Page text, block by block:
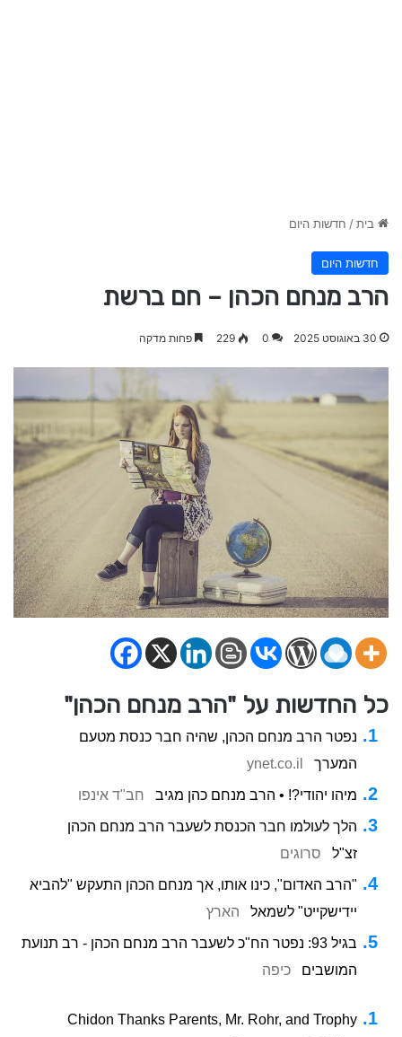
בית/ חדשות היום
חדשות היום
הרב מנחם הכהן – חם ברשת
30 באוגוסט 2025 0
229 פחות מדקה
כל החדשות על "הרב מנחם הכהן"
נפטר הרב מנחם הכהן, שהיה חבר כנסת מטעם
המערך
ynet.co.il
מיהו יהודי?! • הרב מנחם כהן מגיב חב"ד אינפו
הלך לעולמו חבר הכנסת לשעבר הרב מנחם הכהן
זצ"ל
סרוגים
"הרב האדום", כינו אותו, אך מנחם הכהן התעקש "להביא
יידישקייט" לשמאל
הארץ
בגיל 93: נפטר הח"כ לשעבר הרב מנחם הכהן - רב תנועת
המושבים
כיפה
Chidon Thanks Parents, Mr. Rohr, and Trophy